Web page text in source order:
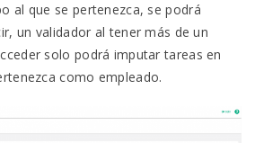
al que se pertenezca, se podrá
un validador al tener más de un
solo podrá imputar tareas en
como empleado.